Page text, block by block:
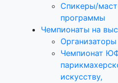
Спикеры/
программы
Чемпионаты на
Организаторы
Чемпионат
искусству,